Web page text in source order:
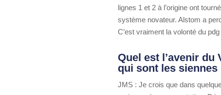
lignes 1 et 2 à l’origine ont
système novateur. Alstom a
C’est vraiment la volonté du pdg
Quel est l’avenir
qui sont les siennes
JMS : Je crois que dans